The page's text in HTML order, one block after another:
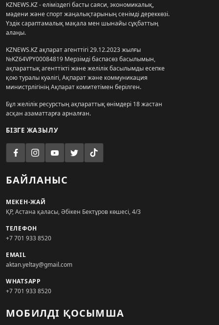
KZNEWS.KZ - еліміздегі басты саяси, экономикалық,
мәдени және спорт жаңалықтарының сенімді дереккөзі.
Үздік сараптамалық мақала мен шынайы сұқбаттың
алаңы.
KZNEWS.KZ ақпарат агенттігі 29.12.2023 жылғы
№KZ64VPY00084819 Мерзімді баспасөз басылымын,
ақпараттық агенттікті және желілік басылымды есепке
қою туралы куәлігі, Ақпарат және коммуникация
министрлігінің Ақпарат комитетімен берілген.
Бұл желілік ресурстың ақпараттық өнімдері 18 жастан
асқан азаматтарға арналған.
БІЗГЕ ЖАЗЫЛУ
БАЙЛАНЫС
МЕКЕН-ЖАЙ
ҚР, Астана қаласы, Әбікен Бектұров көшесі, 4/3
ТЕЛЕФОН
+7 701 933 8520
EMAIL
aktan.yeltay@gmail.com
WHATSAPP
+7 701 933 8520
МОБИЛДІ ҚОСЫМША